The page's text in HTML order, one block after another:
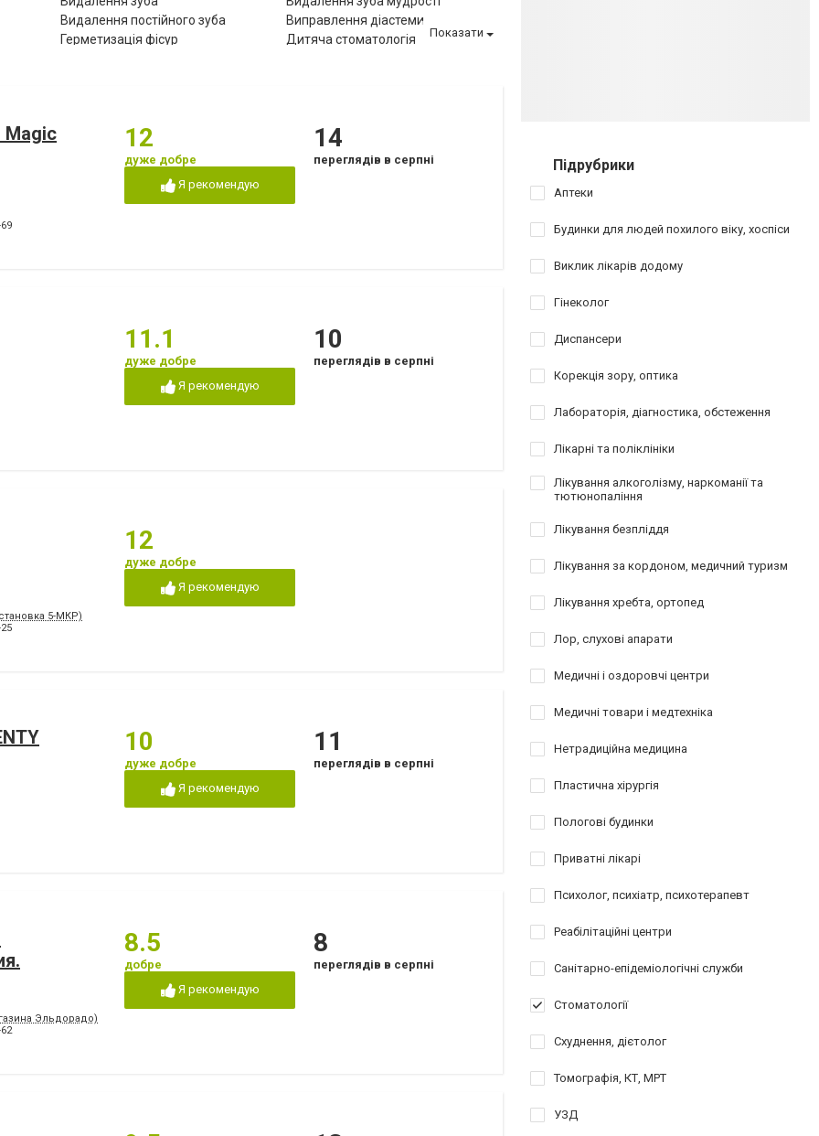
Видалення постійного зуба
Виправлення діастеми
Герметизація фісур
Дитяча стоматологія
Лікування зубів Лікування зубів при вагітності
Лікування лазером
Лікування періоститу
Лікування пульпіту
Чистка зубів Шинування зубів
Показати
Magic
12
дуже добре
Я рекомендую
14
переглядів в серпні
11.1
дуже добре
Я рекомендую
10
переглядів в серпні
5-МКР)
12
дуже добре
Я рекомендую
10
дуже добре
Я рекомендую
11
переглядів в серпні
Эльдорадо)
8.5
добре
Я рекомендую
8
переглядів в серпні
Підрубрики
Аптеки
Будинки для людей похилого віку, хоспіси
Виклик лікарів додому
Гінеколог
Диспансери
Корекція зору, оптика
Лабораторія, діагностика, обстеження
Лікарні та поліклініки
Лікування алкоголізму, наркоманії та
тютюнопаління
Лікування безпліддя
Лікування за кордоном, медичний туризм
Лікування хребта, ортопед
Лор, слухові апарати
Медичні і оздоровчі центри
Медичні товари і медтехніка
Нетрадиційна медицина
Пластична хірургія
Пологові будинки
Приватні лікарі
Психолог, психіатр, психотерапевт
Реабілітаційні центри
Санітарно-епідеміологічні служби
Стоматології
Схуднення, дієтолог
Томографія, КТ, МРТ
УЗД